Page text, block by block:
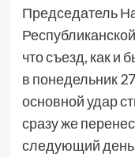
Председатель
что съезд, как и
в понедельник
основной удар
сразу же
следующий